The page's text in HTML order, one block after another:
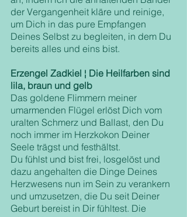
der Vergangenheit kläre und reinige,
um Dich in das pure Empfangen
Deines Selbst zu begleiten, in dem Du
bereits alles und eins bist.
Erzengel Zadkiel ¦ Die Heilfarben sind
lila, braun und gelb
Das goldene Flimmern meiner
umarmenden Flügel erlöst Dich vom
uralten Schmerz und Ballast, den Du
noch immer im Herzkokon Deiner
Seele trägst und festhältst.
Du fühlst und bist frei, losgelöst und
dazu angehalten die Dinge Deines
Herzwesens nun im Sein zu verankern
und umzusetzen, die Du seit Deiner
Geburt bereist in Dir fühltest. Die